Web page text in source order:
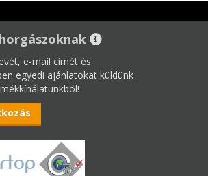
e-mail címét és
egyedi ajánlatokat küldünk